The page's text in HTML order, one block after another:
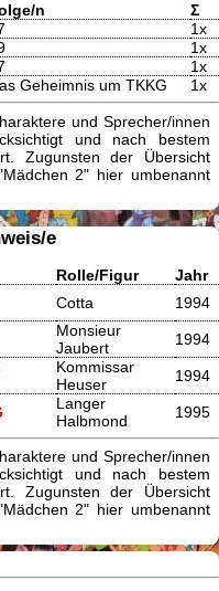
n
Σ
1x
1x
1x
Geheimnis um TKKG 1x
und Sprecher/innen
und nach bestem
Zugunsten der Übersicht
2" hier umbenannt
e
Rolle/Figur
Jahr
Cotta
1994
Monsieur
Jaubert
1994
Kommissar
Heuser
1994
Langer
Halbmond
1995
und Sprecher/innen
und nach bestem
Zugunsten der Übersicht
2" hier umbenannt